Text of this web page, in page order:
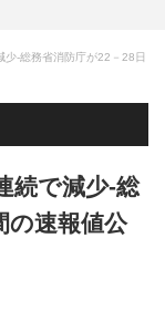
-総務省消防庁が22－28日
続で減少-総
の速報値公